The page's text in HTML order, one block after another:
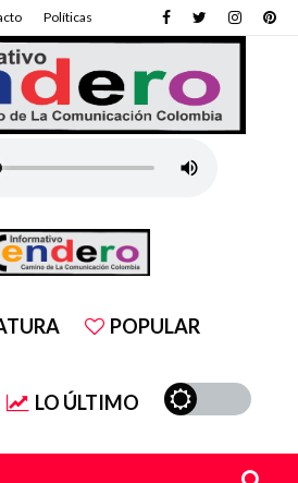
Políticas
POPULAR
LO ÚLTIMO